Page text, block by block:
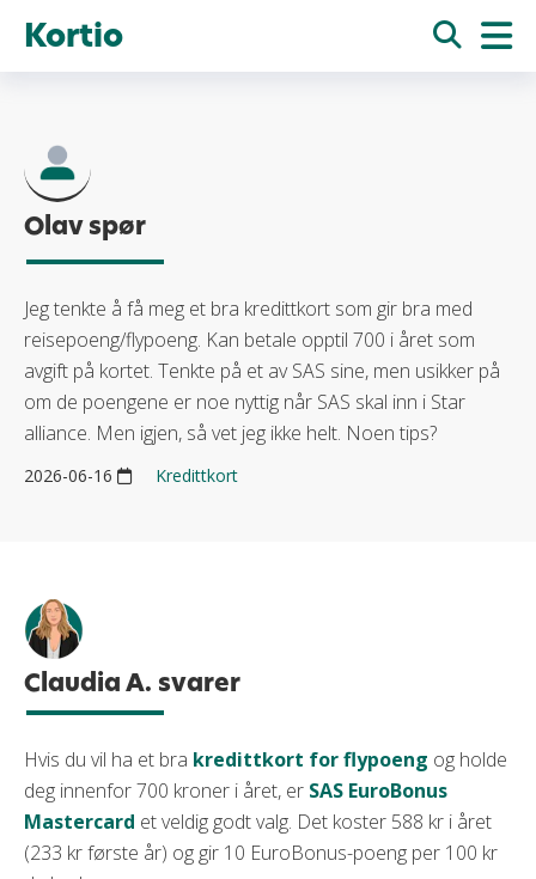
Kortio
Olav spør
Jeg tenkte å få meg et bra kredittkort som gir bra med
reisepoeng/flypoeng. Kan betale opptil 700 i året som
avgift på kortet. Tenkte på et av SAS sine, men usikker på
om de poengene er noe nyttig når SAS skal inn i Star
alliance. Men igjen, så vet jeg ikke helt. Noen tips?
2026-06-16 Kredittkort
Claudia A. svarer
Hvis du vil ha et bra kredittkort for flypoeng og holde
deg innenfor 700 kroner i året, er SAS EuroBonus
Mastercard et veldig godt valg. Det koster 588 kr i året
(233 kr første år) og gir 10 EuroBonus-poeng per 100 kr